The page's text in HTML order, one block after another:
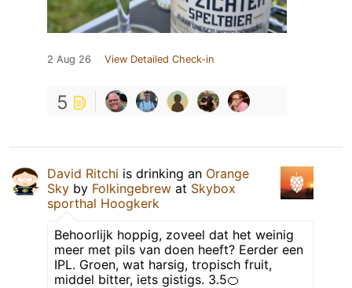
2 Aug 26 View Detailed Check-in
5
David Ritchi is drinking an Orange
Sky by Folkingebrew at Skybox
sporthal Hoogkerk
Behoorlijk hoppig, zoveel dat het weinig
meer met pils van doen heeft? Eerder een
IPL. Groen, wat harsig, tropisch fruit,
middel bitter, iets gistigs. 3.5🍊